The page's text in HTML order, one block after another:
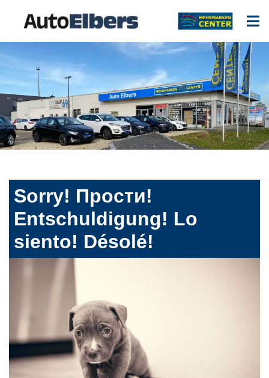
Sorry! Прости!
Entschuldigung! Lo
siento! Désolé!